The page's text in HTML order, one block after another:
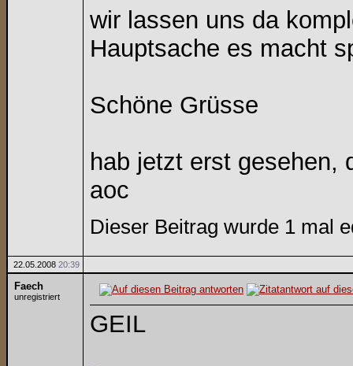
wir lassen uns da
Hauptsache es macht
Schöne Grüsse
hab jetzt erst gesehen,
aoc
Dieser Beitrag wurde 1 mal
22.05.2008 20:39
Faech
unregistriert
GEIL